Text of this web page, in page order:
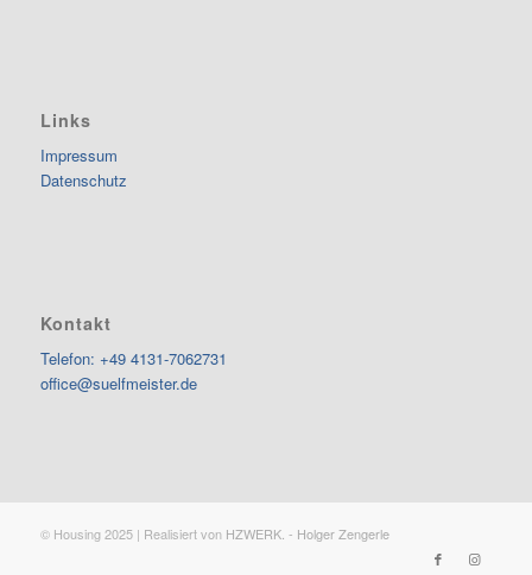
Links
Impressum
Datenschutz
Kontakt
Telefon: +49 4131-7062731
office@suelfmeister.de
© Housing 2025 | Realisiert von HZWERK. - Holger Zengerle